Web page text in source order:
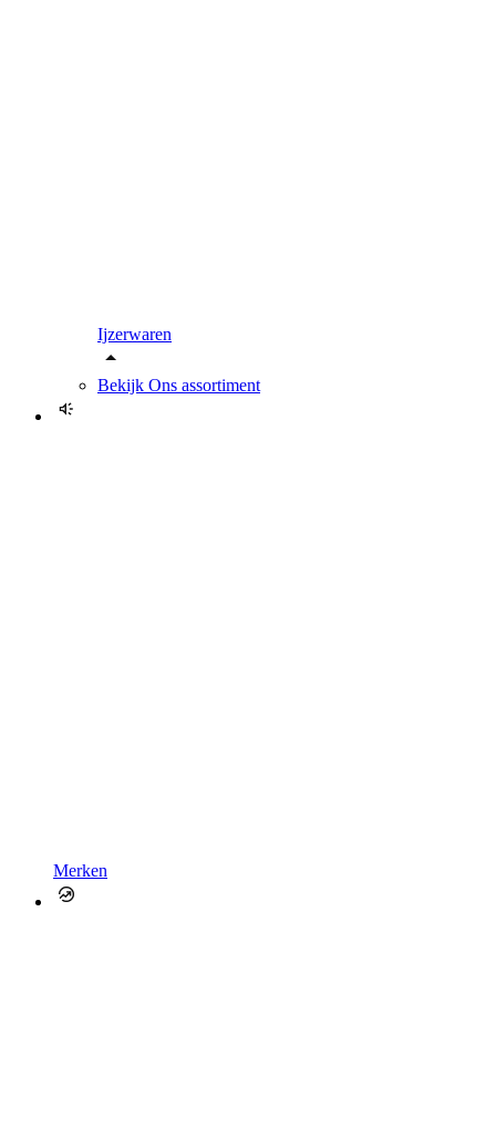
Ijzerwaren
Bekijk Ons assortiment
Merken